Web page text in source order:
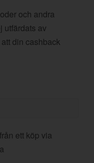
och andra
utfärdats av
din cashback
ett köp via